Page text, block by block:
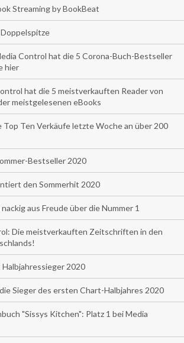
Streaming by BookBeat
Doppelspitze
Control hat die 5 Corona-Buch-Bestseller
hier
hat die 5 meistverkauften Reader von
meistgelesenen eBooks
Top Ten Verkäufe letzte Woche an über 200
Bestseller 2020
den Sommerhit 2020
aus Freude über die Nummer 1
Die meistverkauften Zeitschriften in den
2020
Sieger des ersten Chart-Halbjahres 2020
"Sissys Kitchen": Platz 1 bei Media